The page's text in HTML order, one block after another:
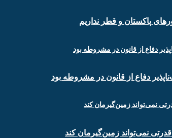
پاکستان و قطر نداریم
دفاع از قانون در مشروطه بود
نمی‌تواند زمین‌گیرمان کند